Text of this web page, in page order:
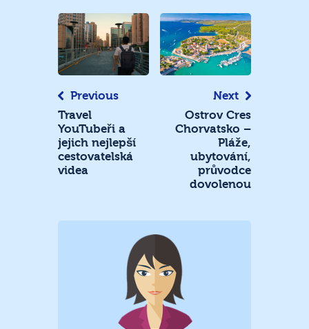
Navigace
pro
příspěvek
Previous
Travel
YouTubeři a
jejich nejlepší
cestovatelská
videa
Next
Ostrov Cres
Chorvatsko –
Pláže,
ubytování,
průvodce
dovolenou